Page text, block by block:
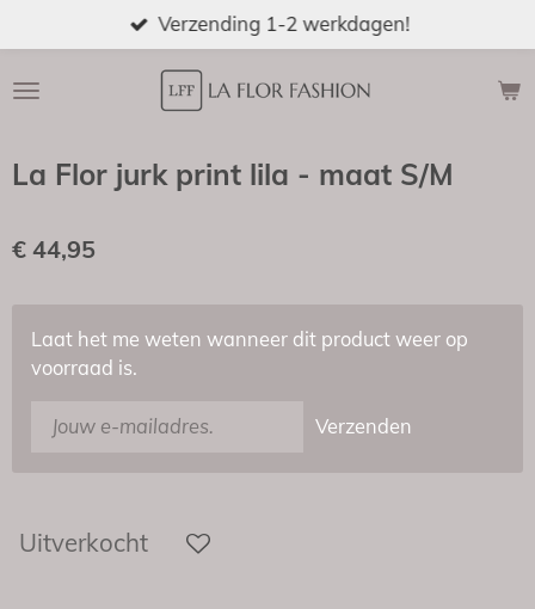
direct
naar
Verzending 1-2 werkdagen!
La Flor jurk print lila - maat S/M
€ 44,95
Laat het me weten wanneer dit product weer op
voorraad is.
Verzenden
Uitverkocht